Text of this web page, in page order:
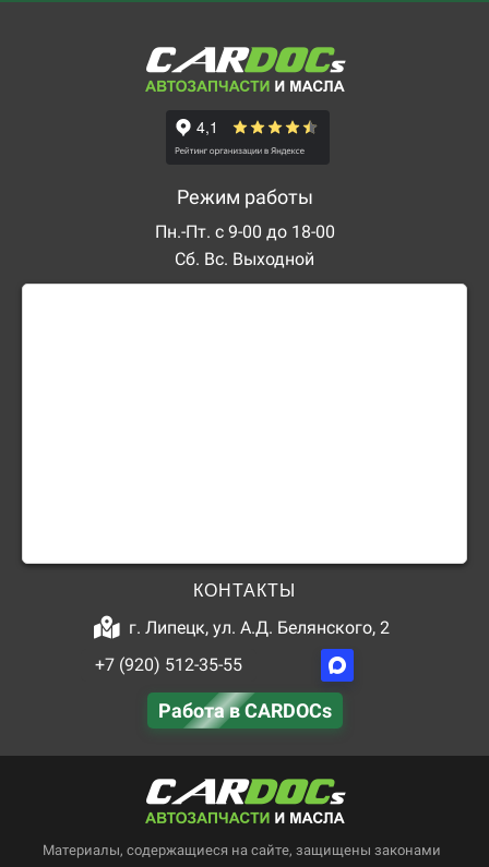
Режим работы
Пн.-Пт. с 9-00 до 18-00
Сб. Вс. Выходной
КОНТАКТЫ
г. Липецк, ул. А.Д. Белянского, 2
+7 (920) 512-35-55
Работа в CARDOCs
Материалы, содержащиеся на сайте, защищены законами